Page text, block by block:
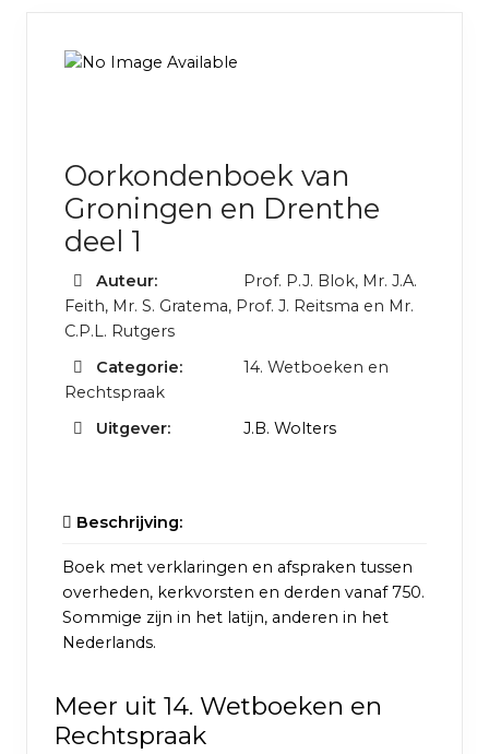
Oorkondenboek van
Groningen en Drenthe
deel 1
Auteur:
Prof. P.J. Blok, Mr. J.A.
Feith, Mr. S. Gratema, Prof. J. Reitsma en Mr.
C.P.L. Rutgers
Categorie:
14. Wetboeken en
Rechtspraak
Uitgever:
J.B. Wolters
Beschrijving:
Boek met verklaringen en afspraken tussen
overheden, kerkvorsten en derden vanaf 750.
Sommige zijn in het latijn, anderen in het
Nederlands.
Meer uit 14. Wetboeken en
Rechtspraak